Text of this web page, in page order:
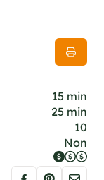
15 min
25 min
10
Non